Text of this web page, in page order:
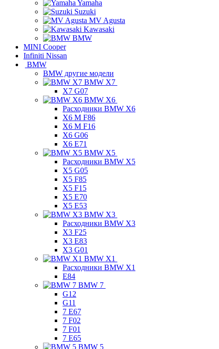
Yamaha
Suzuki
MV Agusta
Kawasaki
BMW
MINI Cooper
Infiniti Nissan
BMW
BMW другие модели
BMW X7
X7 G07
BMW X6
Расходники BMW X6
X6 M F86
X6 M F16
X6 G06
X6 E71
BMW X5
Расходники BMW X5
X5 G05
X5 F85
X5 F15
X5 E70
X5 E53
BMW X3
Расходники BMW X3
X3 F25
X3 E83
X3 G01
BMW X1
Расходники BMW X1
E84
BMW 7
G12
G11
7 Е67
7 F02
7 F01
7 E65
BMW 5